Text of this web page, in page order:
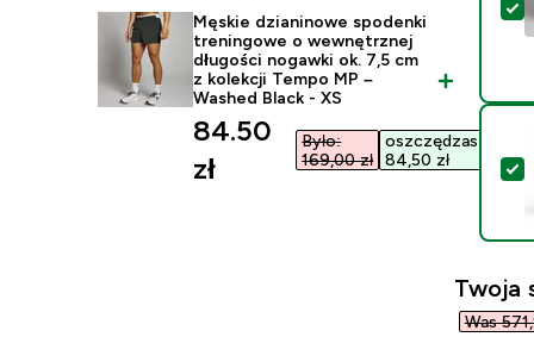
Męskie dzianinowe spodenki
treningowe o wewnętrznej
długości nogawki ok. 7,5 cm
z kolekcji Tempo MP –
Washed Black - XS
discounted price
84.50
zł‎
Było:
169,00 zł‎
oszczędzasz
84,50 zł‎
Twoja
Was